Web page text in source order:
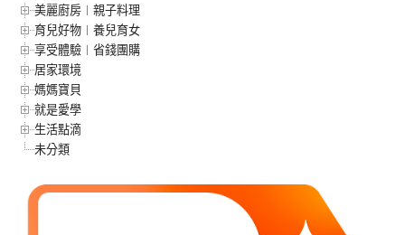
美麗廚房︱親子料理
育兒好物︱養兒育女
享受體驗︱省錢團購
居家環境
媽媽寶貝
就是愛學
生活點滴
未分類